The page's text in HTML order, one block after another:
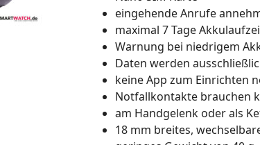
eingehende Anrufe
maximal 7 Tage
Warnung bei niedrigem
Daten werden
keine App zum Einrichten
Notfallkontakte brauchen
am Handgelenk oder als
18 mm breites,